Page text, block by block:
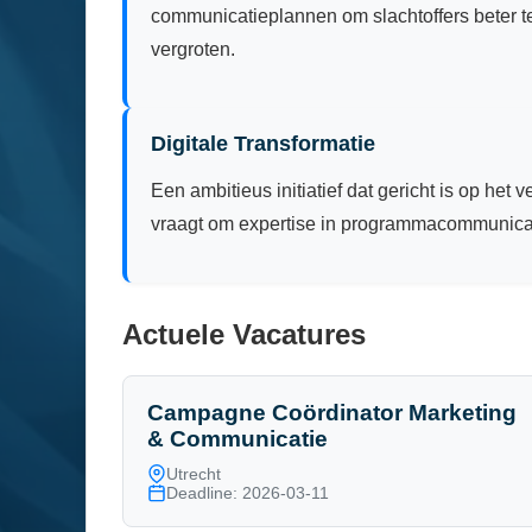
communicatieplannen om slachtoffers beter
vergroten.
Digitale Transformatie
Een ambitieus initiatief dat gericht is op het
vraagt om expertise in
Actuele Vacatures
Campagne Coördinator Marketing
& Communicatie
Utrecht
Deadline: 2026-03-11